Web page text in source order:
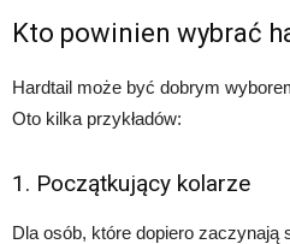
Kto powinien wybrać
Hardtail może być dobrym
Oto kilka przykładów:
1. Początkujący kolarze
Dla osób, które dopiero zaczynają